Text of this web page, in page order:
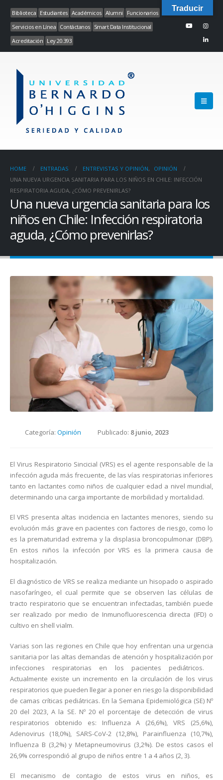
Biblioteca Estudiantes Académicos Alumni
Funcionarios
Servicios en Línea Contáctanos
Smart Data Institucional
Acreditación Ley 20.393
HOME ENTRADAS ENTREVISTAS Y OPINIÓN,
OPINIÓN
UNA NUEVA URGENCIA SANITARIA PARA LOS NIÑOS EN CHILE: INFECCIÓN
RESPIRATORIA AGUDA, ¿CÓMO PREVENIRLAS?
Una nueva urgencia sanitaria para los
niños en Chile: Infección respiratoria
aguda, ¿Cómo prevenirlas?
Categoría: Opinión Publicado: 8 junio, 2023
El Virus Respiratorio Sincicial (VRS) es el agente responsable de la
infección aguda más frecuente, de las vías respiratorias inferiores
tanto en lactantes como niños de cualquier edad a nivel mundial,
determinando una carga importante de morbilidad y mortalidad.
El VRS presenta altas incidencia en lactantes menores, siendo su
evolución más grave en pacientes con factores de riesgo, como lo
es la prematuridad extrema y la displasia broncopulmonar (DBP).
En estos niños la infección por VRS es la primera causa de
hospitalización.
El diagnóstico de VRS se realiza mediante un hisopado o aspirado
nasofaríngeo, el cual permite que se observen las células de
tracto respiratorio que se encuentran infectadas, también puede
ser realizado por medio de Inmunofluorescencia directa (IFD) o
cultivo en shell vialm.
Varias son las regiones en Chile que hoy enfrentan una urgencia
sanitaria por las altas demandas de atención y hospitalización por
infecciones respiratorias en los pacientes pediátricos.
Actualmente existe un incremento en la circulación de los virus
respiratorios que pueden llegar a poner en riesgo la disponibilidad
de camas críticas pediátricas. En la Semana Epidemiológica (SE) Nº
20 del 2023, A la SE. Nº 20 el porcentaje de detección de virus
respiratorios obtenido es: Influenza A (26,6%), VRS (25,6%),
Adenovirus (18,0%), SARS-CoV-2 (12,8%), Parainfluenza (10,7%),
Influenza B (3,2%) y Metapneumovirus (3,2%). De estos casos el
26,9% correspondió al grupo de niños entre 1 a 4 años (2, 3).
El mecanismo de contagio de estos virus en niños, es
Traducir